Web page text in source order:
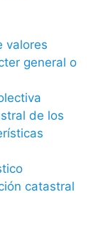
valores
general o
de los
catastral